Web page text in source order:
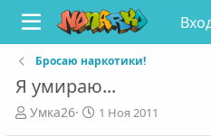
Бросаю наркотики!
Я умираю...
А
Умка26
Д1 Ноя 2011